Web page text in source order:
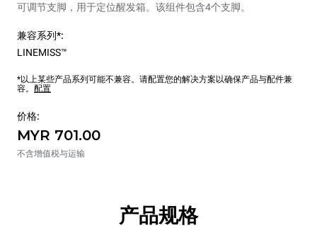
可调节支脚，用于定位醒发箱。该组件包含4个支脚。
兼容系列*:
LINEMISS™
*以上某些产品系列可能不兼容。请配置您的解决方案以确保产品与配件兼
容。 配置
价格:
MYR 701.00
不含增值税与运输
产品规格